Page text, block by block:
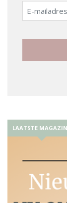
E-
mailadres
LAATSTE